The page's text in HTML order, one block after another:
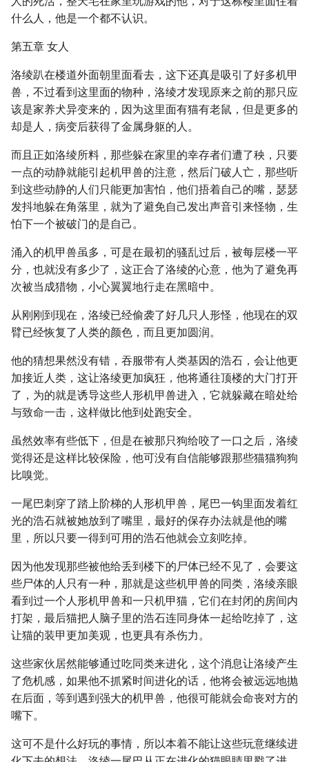
什么人，他是一个都不认识。
第五章 女人
洛绫趴在楼道外面朝里面看去，这下还真是吸引了好多机甲
兽，不过看到这里面的物种，洛绫才发现原来之前的那只应
该是家养犬异变来的，因为这里面有猫有老鼠，但是更多的
却是人，病变后获得了金属身躯的人。
而且正如洛绫所料，那些躲在家里的幸存者们遭了秧，只要
一点的动静就能引起机甲兽的注意，然后门破人亡，那些听
到这些动静的人们只能更加害怕，他们捂着自己的嘴，瑟瑟
发抖地躲在角落里，就为了避免自己发出声音引来怪物，生
怕下一个被破门的是自己。
涌入的机甲兽虽多，可是在最初的骚乱过后，被每层楼一平
分，也就没有多少了，这正合了洛绫的心意，他为了避免再
次被当成猎物，小心翼翼地行走在黑暗中。
从刚刚到现在，洛绫已经偷袭了好几只人形怪，他现在的双
臂已经恢复了人类的颜色，而且更加圆润。
他的猜想果然没有错，吞服带有人类基因的浩石，会让他更
加接近人类，这让洛绫更加疯狂，他将通往顶楼的大门打开
了，为的就是诱导这些人形机甲兽进入，它就躲藏在暗处给
与致命一击，这样做比他到处跑安全。
虽然效率有些低下，但是在被那只狗给咬了一口之后，洛绫
觉得还是这样比较保险，他可没有自信能够跟那些猫猫狗狗
比嗅觉。
一尾巴刺穿了踏上阶梯的人形机甲兽，尾巴一钩里面发着红
光的浩石就被她放到了嘴里，最好的保存办法就是他的嘴
里，所以只要一得到可用的浩石他就会立刻吃掉。
因为他发现那些被他给丢到楼下的尸体已经不见了，会要这
些尸体的人只有一种，那就是这些机甲兽的同类，洛绫亲眼
看到过一个人形机甲兽和一只机甲猫，它们在封闭的房间内
打架，最后猫把人脑子里的浩石连同身体一起给吃掉了，这
让猫的装甲更加美观，也更具有杀伤力。
这些家伙居然能够通过吃同类来进化，这个消息让洛绫产生
了危机感，如果他不抓紧时间进化的话，他将会被远远地抛
在后面，等到遇到强大的机甲兽，他很可能就会命丧对方的
嘴下。
这可不是什么好玩的事情，所以本着不能让这些玩意继续进